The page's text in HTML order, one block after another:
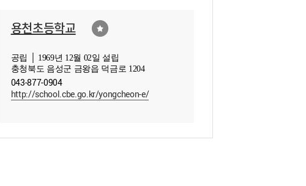
용천초등학교
공립 │ 1969년 12월 02일 설립
충청북도 음성군 금왕읍 덕금로 1204
043-877-0904
http://school.cbe.go.kr/yongcheon-e/